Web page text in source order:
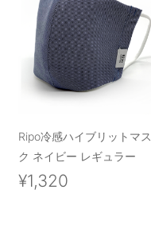
Ripo冷感ハイブリットマス
ク ネイビー レギュラー
¥1,320